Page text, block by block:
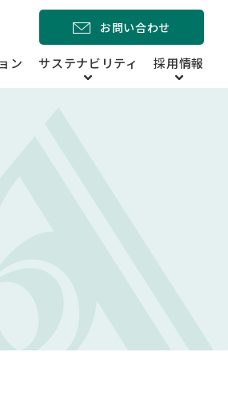
ン サステナビリティ 採用情報
お問い合わせ